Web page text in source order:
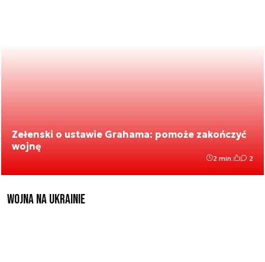
Zełenski o ustawie Grahama: pomoże zakończyć
wojnę
2 min. 2
Wojna na Ukrainie